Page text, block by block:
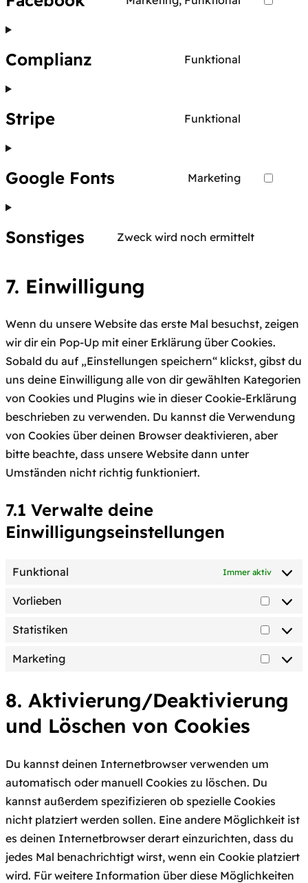
google-
Consent
Complianz Funktional
Stripe Funktional
stripe
Google Fonts Marketing
Consent
google-
Sonstiges Zweck wird noch ermittelt
7. Einwilligung
Wenn du unsere Website das erste Mal besuchst, zeigen
wir dir ein Pop-Up mit einer Erklärung über Cookies.
Sobald du auf „Einstellungen speichern“ klickst, gibst du
uns deine Einwilligung alle von dir gewählten Kategorien
von Cookies und Plugins wie in dieser Cookie-Erklärung
beschrieben zu verwenden. Du kannst die Verwendung
von Cookies über deinen Browser deaktivieren, aber
bitte beachte, dass unsere Website dann unter
Umständen nicht richtig funktioniert.
7.1 Verwalte deine
Einwilligungseinstellungen
Funktional Immer aktiv
Vorlieben
Statistiken
Marketing
8. Aktivierung/Deaktivierung
und Löschen von Cookies
Du kannst deinen Internetbrowser verwenden um
automatisch oder manuell Cookies zu löschen. Du
kannst außerdem spezifizieren ob spezielle Cookies
nicht platziert werden sollen. Eine andere Möglichkeit ist
es deinen Internetbrowser derart einzurichten, dass du
jedes Mal benachrichtigt wirst, wenn ein Cookie platziert
wird. Für weitere Information über diese Möglichkeiten